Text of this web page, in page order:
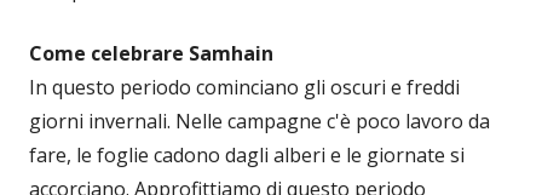
Come celebrare Samhain
In questo periodo cominciano gli oscuri e freddi
giorni invernali. Nelle campagne c'è poco lavoro da
fare, le foglie cadono dagli alberi e le giornate si
accorciano. Approfittiamo di questo periodo